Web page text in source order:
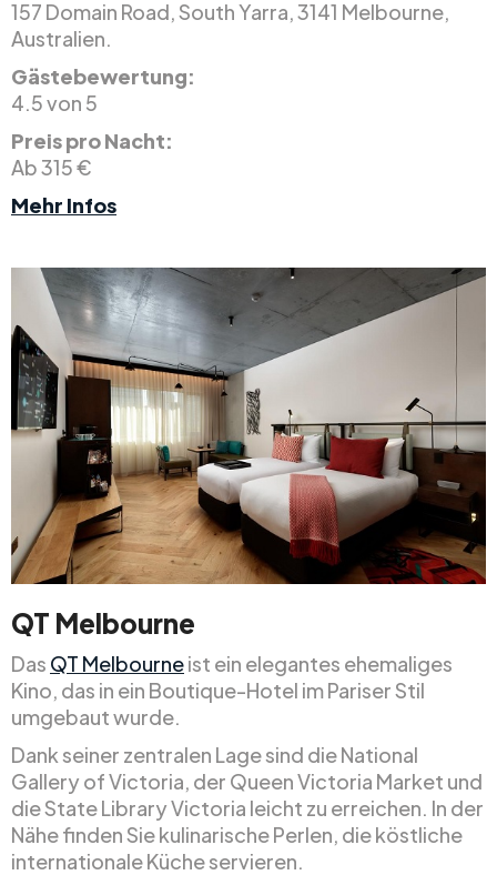
157 Domain Road, South Yarra, 3141 Melbourne,
Australien.
Gästebewertung:
4.5 von 5
Preis pro Nacht:
Ab 315 €
Mehr Infos
QT Melbourne
Das QT Melbourneist ein elegantes ehemaliges
Kino, das in ein Boutique-Hotel im Pariser Stil
umgebaut wurde.
Dank seiner zentralen Lage sind die National
Gallery of Victoria, der Queen Victoria Market und
die State Library Victoria leicht zu erreichen. In der
Nähe finden Sie kulinarische Perlen, die köstliche
internationale Küche servieren.